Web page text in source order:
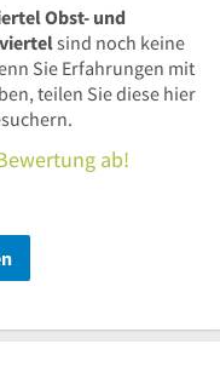
Obst- und
sind noch keine
Sie Erfahrungen mit
teilen Sie diese hier
ab!